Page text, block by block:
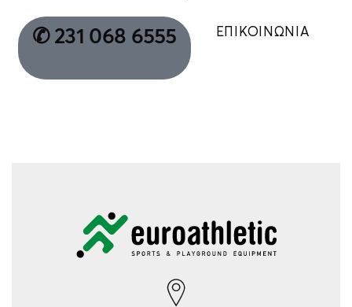
✆ 231 068 6555 ΕΠΙΚΟΙΝΩΝΙΑ